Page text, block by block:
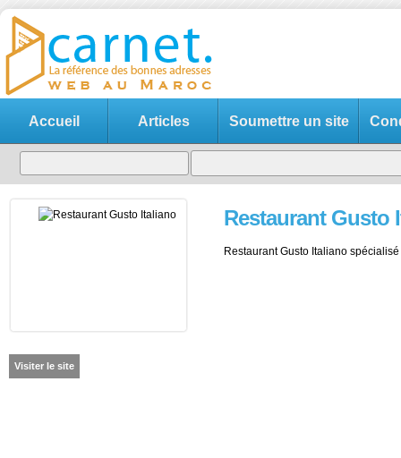
Accueil Articles Soumettre un site
Restaurant Gusto
Restaurant Gusto Italiano
Visiter le site